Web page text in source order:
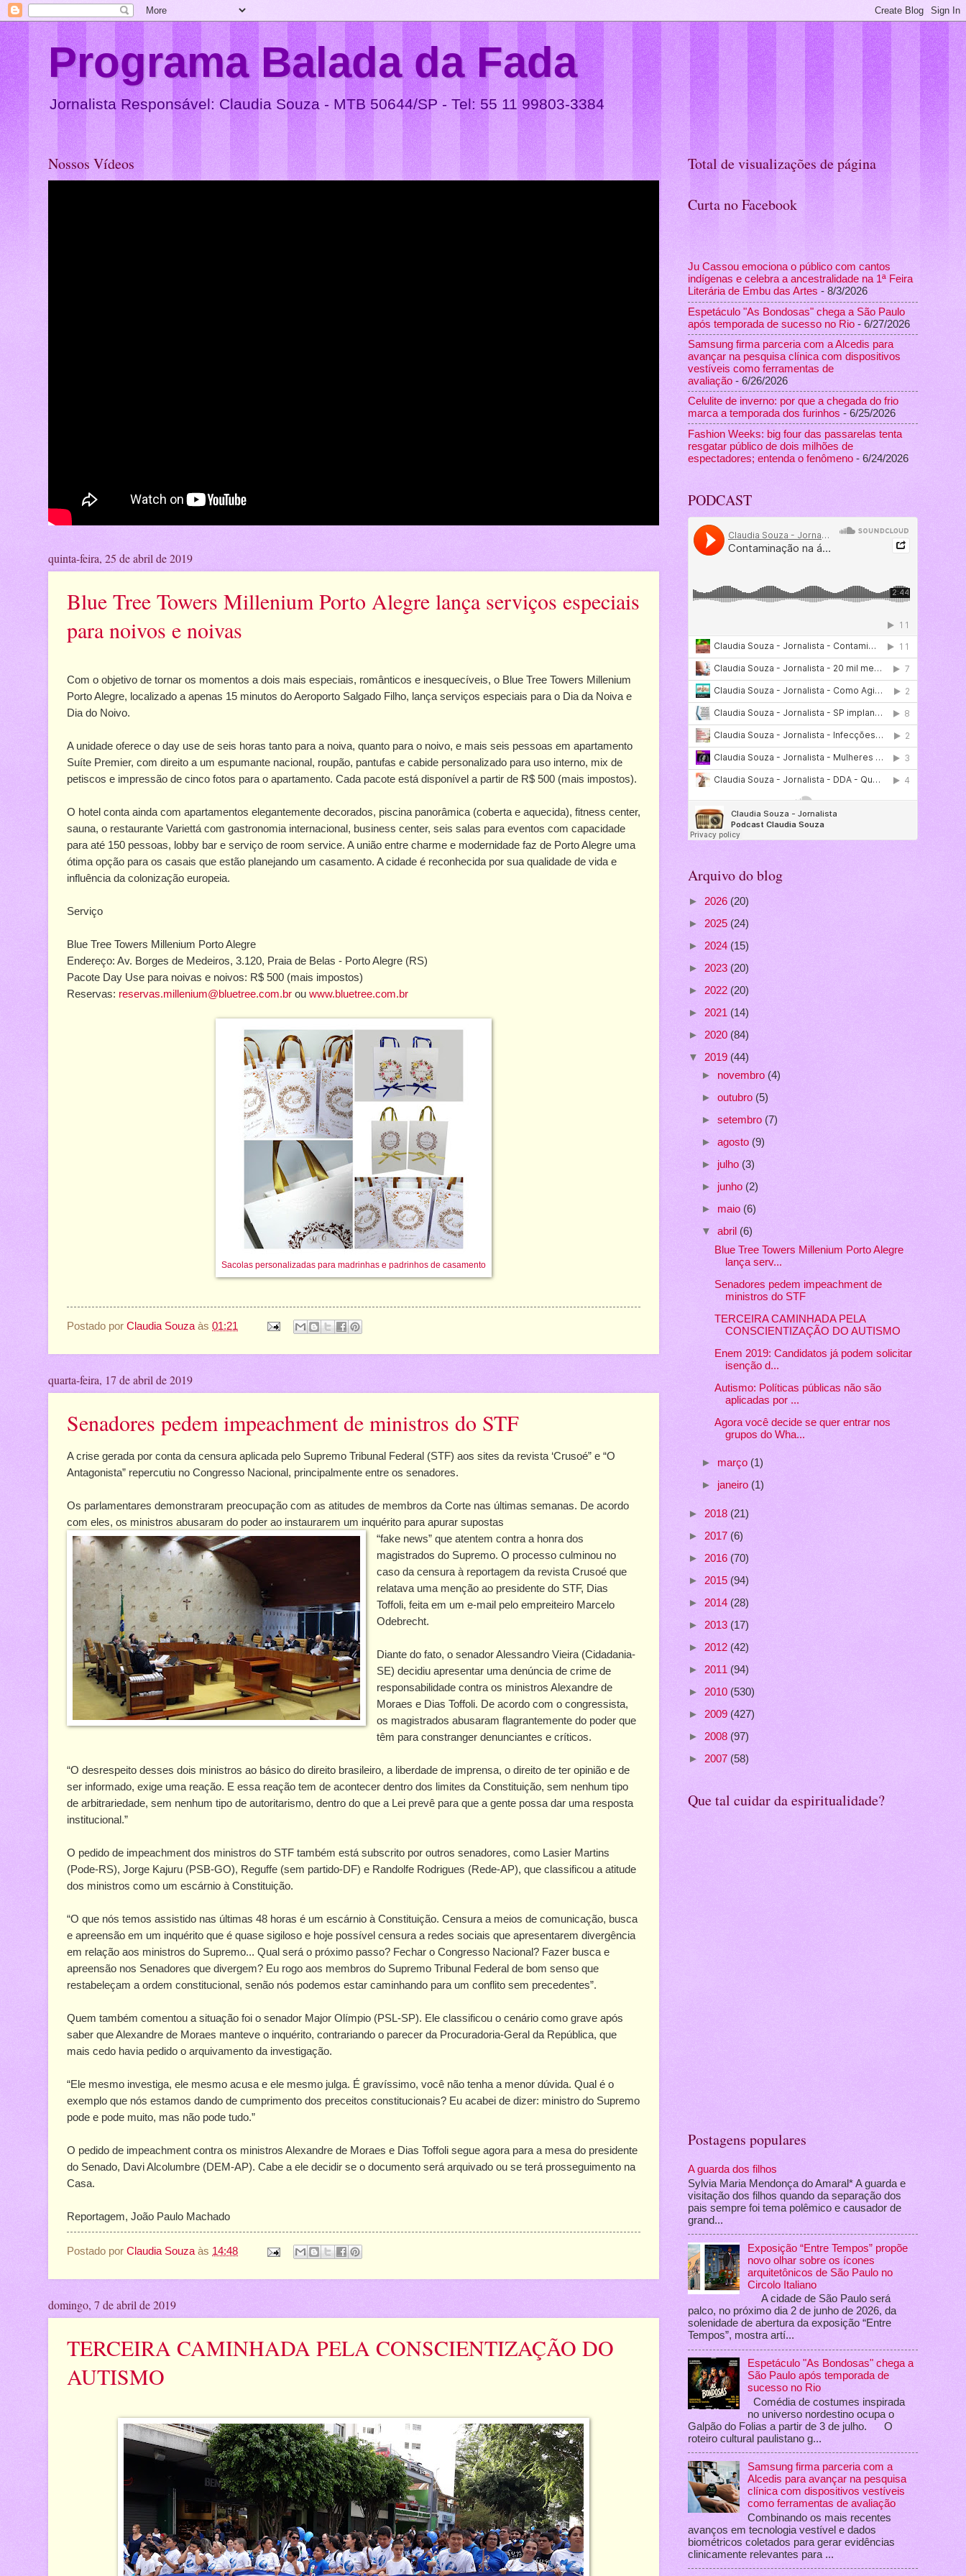
Programa Balada da Fada
Jornalista Responsável: Claudia Souza - MTB 50644/SP - Tel: 55 11 99803-3384
Nossos Vídeos
quinta-feira, 25 de abril de 2019
Blue Tree Towers Millenium Porto Alegre lança serviços especiais
para noivos e noivas
Com o objetivo de tornar os momentos a dois mais especiais, românticos e inesquecíveis, o Blue Tree Towers Millenium
Porto Alegre, localizado a apenas 15 minutos do Aeroporto Salgado Filho, lança serviços especiais para o Dia da Noiva e
Dia do Noivo.
A unidade oferece o day use de seis horas tanto para a noiva, quanto para o noivo, e mais seis pessoas em apartamento
Suíte Premier, com direito a um espumante nacional, roupão, pantufas e cabide personalizado para uso interno, mix de
petiscos e impressão de cinco fotos para o apartamento. Cada pacote está disponível a partir de R$ 500 (mais impostos).
O hotel conta ainda com apartamentos elegantemente decorados, piscina panorâmica (coberta e aquecida), fitness center,
sauna, o restaurante Variettá com gastronomia internacional, business center, seis salas para eventos com capacidade
para até 150 pessoas, lobby bar e serviço de room service. A união entre charme e modernidade faz de Porto Alegre uma
ótima opção para os casais que estão planejando um casamento. A cidade é reconhecida por sua qualidade de vida e
influência da colonização europeia.
Serviço
Blue Tree Towers Millenium Porto Alegre
Endereço: Av. Borges de Medeiros, 3.120, Praia de Belas - Porto Alegre (RS)
Pacote Day Use para noivas e noivos: R$ 500 (mais impostos)
Reservas: reservas.millenium@bluetree.com.br ou www.bluetree.com.br
Sacolas personalizadas para madrinhas e padrinhos de casamento
Postado por Claudia Souza às 01:21
quarta-feira, 17 de abril de 2019
Senadores pedem impeachment de ministros do STF
A crise gerada por conta da censura aplicada pelo Supremo Tribunal Federal (STF) aos sites da revista ‘Crusoé” e “O
Antagonista” repercutiu no Congresso Nacional, principalmente entre os senadores.
Os parlamentares demonstraram preocupação com as atitudes de membros da Corte nas últimas semanas. De acordo
com eles, os ministros abusaram do poder ao instaurarem um inquérito para apurar supostas
“fake news” que atentem contra a honra dos
magistrados do Supremo. O processo culminou no
caso da censura à reportagem da revista Crusoé que
relatava uma menção ao presidente do STF, Dias
Toffoli, feita em um e-mail pelo empreiteiro Marcelo
Odebrecht.
Diante do fato, o senador Alessandro Vieira (Cidadania-
SE) decidiu apresentar uma denúncia de crime de
responsabilidade contra os ministros Alexandre de
Moraes e Dias Toffoli. De acordo com o congressista,
os magistrados abusaram flagrantemente do poder que
têm para constranger denunciantes e críticos.
“O desrespeito desses dois ministros ao básico do direito brasileiro, a liberdade de imprensa, o direito de ter opinião e de
ser informado, exige uma reação. E essa reação tem de acontecer dentro dos limites da Constituição, sem nenhum tipo
de arbitrariedade, sem nenhum tipo de autoritarismo, dentro do que a Lei prevê para que a gente possa dar uma resposta
institucional.”
O pedido de impeachment dos ministros do STF também está subscrito por outros senadores, como Lasier Martins
(Pode-RS), Jorge Kajuru (PSB-GO), Reguffe (sem partido-DF) e Randolfe Rodrigues (Rede-AP), que classificou a atitude
dos ministros como um escárnio à Constituição.
“O que nós temos assistido nas últimas 48 horas é um escárnio à Constituição. Censura a meios de comunicação, busca
e apreensão em um inquérito que é quase sigiloso e hoje possível censura a redes sociais que apresentarem divergência
em relação aos ministros do Supremo... Qual será o próximo passo? Fechar o Congresso Nacional? Fazer busca e
apreensão nos Senadores que divergem? Eu rogo aos membros do Supremo Tribunal Federal de bom senso que
restabeleçam a ordem constitucional, senão nós podemos estar caminhando para um conflito sem precedentes”.
Quem também comentou a situação foi o senador Major Olímpio (PSL-SP). Ele classificou o cenário como grave após
saber que Alexandre de Moraes manteve o inquérito, contrariando o parecer da Procuradoria-Geral da República, que
mais cedo havia pedido o arquivamento da investigação.
“Ele mesmo investiga, ele mesmo acusa e ele mesmo julga. É gravíssimo, você não tenha a menor dúvida. Qual é o
exemplo que nós estamos dando de cumprimento dos preceitos constitucionais? Eu acabei de dizer: ministro do Supremo
pode e pode muito, mas não pode tudo.”
O pedido de impeachment contra os ministros Alexandre de Moraes e Dias Toffoli segue agora para a mesa do presidente
do Senado, Davi Alcolumbre (DEM-AP). Cabe a ele decidir se o documento será arquivado ou se terá prosseguimento na
Casa.
Reportagem, João Paulo Machado
Postado por Claudia Souza às 14:48
domingo, 7 de abril de 2019
TERCEIRA CAMINHADA PELA CONSCIENTIZAÇÃO DO
AUTISMO
Total de visualizações de página
Curta no Facebook
Ju Cassou emociona o público com cantos
indígenas e celebra a ancestralidade na 1ª Feira
Literária de Embu das Artes - 8/3/2026
Espetáculo "As Bondosas" chega a São Paulo
após temporada de sucesso no Rio - 6/27/2026
Samsung firma parceria com a Alcedis para
avançar na pesquisa clínica com dispositivos
vestíveis como ferramentas de
avaliação - 6/26/2026
Celulite de inverno: por que a chegada do frio
marca a temporada dos furinhos - 6/25/2026
Fashion Weeks: big four das passarelas tenta
resgatar público de dois milhões de
espectadores; entenda o fenômeno - 6/24/2026
PODCAST
Arquivo do blog
► 2026 (20)
► 2025 (24)
► 2024 (15)
► 2023 (20)
► 2022 (20)
► 2021 (14)
► 2020 (84)
▼ 2019 (44)
► novembro (4)
► outubro (5)
► setembro (7)
► agosto (9)
► julho (3)
► junho (2)
► maio (6)
▼ abril (6)
Blue Tree Towers Millenium Porto Alegre
lança serv...
Senadores pedem impeachment de
ministros do STF
TERCEIRA CAMINHADA PELA
CONSCIENTIZAÇÃO DO AUTISMO
Enem 2019: Candidatos já podem solicitar
isenção d...
Autismo: Políticas públicas não são
aplicadas por ...
Agora você decide se quer entrar nos
grupos do Wha...
► março (1)
► janeiro (1)
► 2018 (21)
► 2017 (6)
► 2016 (70)
► 2015 (94)
► 2014 (28)
► 2013 (17)
► 2012 (42)
► 2011 (94)
► 2010 (530)
► 2009 (427)
► 2008 (97)
► 2007 (58)
Que tal cuidar da espiritualidade?
Postagens populares
A guarda dos filhos
Sylvia Maria Mendonça do Amaral* A guarda e
visitação dos filhos quando da separação dos
pais sempre foi tema polêmico e causador de
grand...
Exposição “Entre Tempos” propõe
novo olhar sobre os ícones
arquitetônicos de São Paulo no
Circolo Italiano
A cidade de São Paulo será
palco, no próximo dia 2 de junho de 2026, da
solenidade de abertura da exposição “Entre
Tempos”, mostra artí...
Espetáculo "As Bondosas" chega a
São Paulo após temporada de
sucesso no Rio
Comédia de costumes inspirada
no universo nordestino ocupa o
Galpão do Folias a partir de 3 de julho. O
roteiro cultural paulistano g...
Samsung firma parceria com a
Alcedis para avançar na pesquisa
clínica com dispositivos vestíveis
como ferramentas de avaliação
Combinando os mais recentes
avanços em tecnologia vestível e dados
biométricos coletados para gerar evidências
clinicamente relevantes para ...